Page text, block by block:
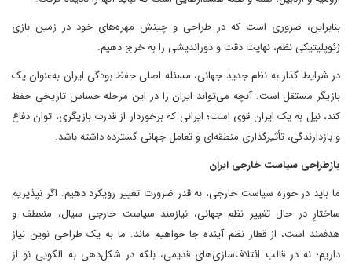
بنابراین، ضروری است که در طراحی و چینش مهره‌های خود در زمین بازی
ژئوپلیتیکی نظم، نهایت دقت و دوراندیشی را به خرج دهیم.
در شرایط گذار به نظم جدید جهانی، مسئله اصلی حفظ بودگی ایران به‌عنوان یک
بازیگر مستقل است. آنچه می‌تواند ایران را در این مرحله حساس تاریخی حفظ
کند، نیل به یک ایران قوی است؛ ایرانی که برخوردار از قدرت بازیگری، توان دفاع
و بازدارندگی، تأثیرگذاری منطقه‌ای و تعامل جهانی گسترده داشته باشد.
بازطراحی سیاست خارجی ایران
ما باید در حوزه سیاست خارجی، به قدر ضرورت تغییر رویکرد دهیم. اگر نپذیریم
ساختارِ در حال تغییر نظم جهانی، نیازمند سیاست خارجی سیال، منعطف و
هدفمند است، از قطار نظم آینده جا خواهیم ماند. ما به یک طراحی نوین نیاز
داریم؛ نه در قالب ائتلاف‌سازی‌های قدیمی، بلکه در شکل‌دهی به الگویی نو از